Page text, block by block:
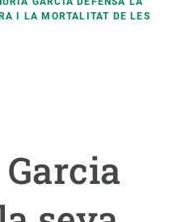
I LA MORTALITAT DE LES